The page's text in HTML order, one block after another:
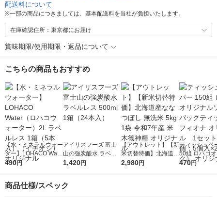
配送料について
※一部の商品につきましては、基本配送料を当社が負担いたします。
在庫確認住所：東京都にお届け
賞味期限/使用期限・返品について
こちらの商品もおすすめ
【水・ミネラルウォー
ター】LOHACO Wate
r（ロハコウォータ
シ） オリジナル
490円
アイリスフーズ 富士
山の強炭酸水 ラベル
レス 500ml 1箱（24
1,420円
【アウトレット】【新
米切替特価】北海道産
ななつぼし 無洗米 5k
2,980円
ティッシュペ
50組 ロハコ
ルソフトパッ
470円
商品仕様/スペック